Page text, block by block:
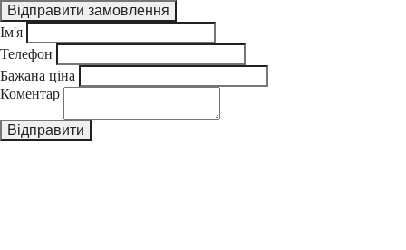
Ім'я
Телефон
Бажана ціна
Коментар